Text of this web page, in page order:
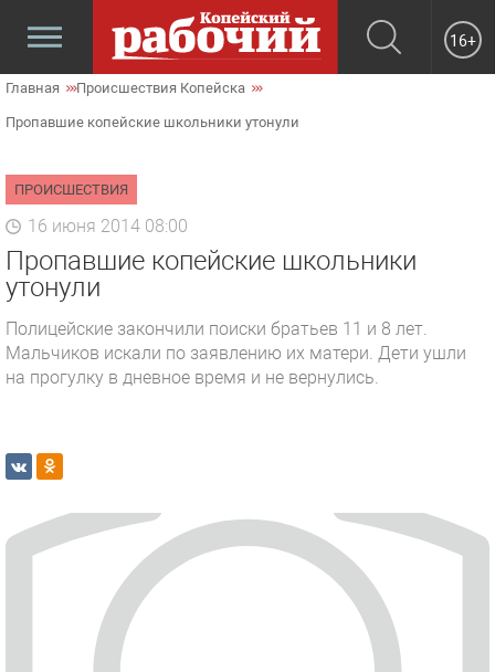
16+
Главная Происшествия Копейска
Пропавшие копейские школьники утонули
ПРОИСШЕСТВИЯ
16 июня 2014 08:00
Пропавшие копейские школьники
утонули
Полицейские закончили поиски братьев 11 и 8 лет.
Мальчиков искали по заявлению их матери. Дети ушли
на прогулку в дневное время и не вернулись.